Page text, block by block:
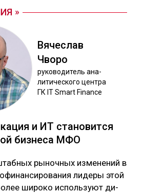
Вя­чес­лав
Чво­ро
ру­ково­дитель ана­
лити­чес­ко­го цен­тра
ГК IT Smart Finance
и ИТ ста­новит­ся
биз­не­са МФО
ры­ноч­ных из­ме­не­ний в
ли­де­ры этой
ши­ро­ко ис­поль­зуют ди­